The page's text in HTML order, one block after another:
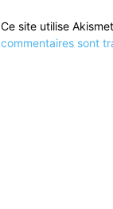
Ce site utilise
commentaires sont